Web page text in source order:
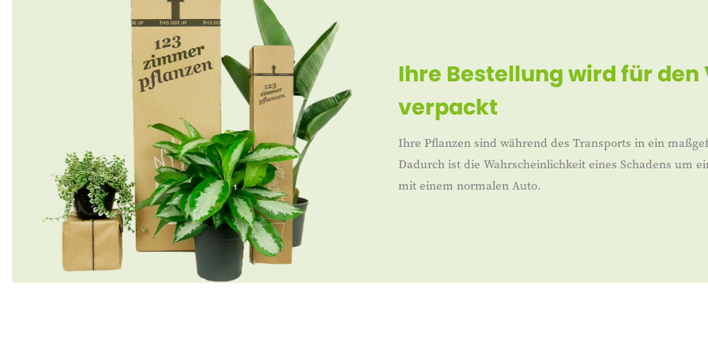
Ihre Bestellung wird für
verpackt
Ihre Pflanzen sind während des Transports in ein
Dadurch ist die Wahrscheinlichkeit eines Schadens um
mit einem normalen Auto.